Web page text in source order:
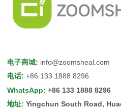
电子商城: info@zoomsheal.com
电话: +86 133 1888 8296
WhatsApp: +86 133 1888 8296
地址: Yingchun South Road,